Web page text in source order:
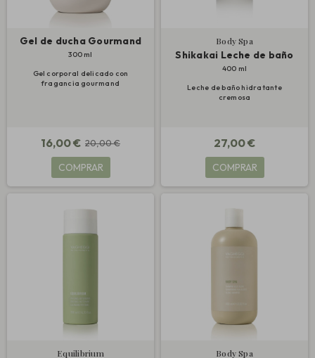
Gel de ducha Gourmand
300 ml
Gel corporal delicado con
fragancia gourmand
16,00 € 20,00 €
COMPRAR
Body Spa
Shikakai Leche de baño
400 ml
Leche de baño hidratante
cremosa
27,00 €
COMPRAR
Equilibrium Body Spa